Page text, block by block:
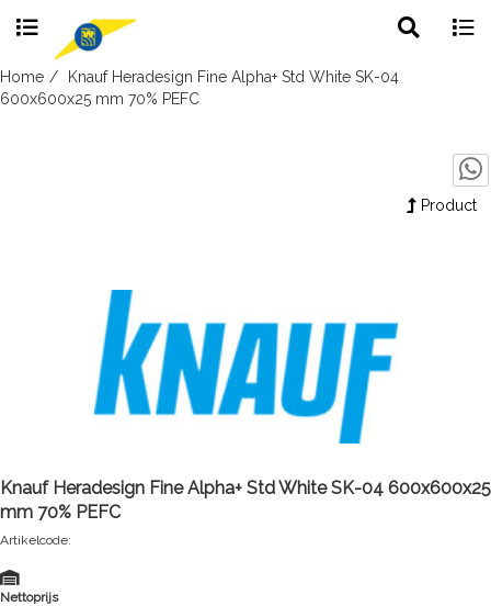
Skip
to
Home
Knauf Heradesign Fine Alpha+ Std White SK-04
600x600x25 mm 70% PEFC
Product
Knauf Heradesign Fine Alpha+ Std White SK-04 600x600x25
mm 70% PEFC
Artikelcode:
Nettoprijs